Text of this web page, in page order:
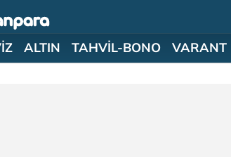
ALTIN TAHVİL-BONO VARANT